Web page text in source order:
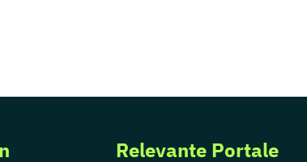
Relevante Portale